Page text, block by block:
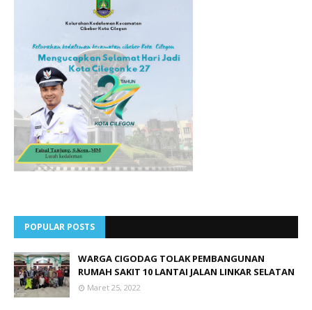
POPULAR POSTS
WARGA CIGODAG TOLAK PEMBANGUNAN
RUMAH SAKIT 10 LANTAI JALAN LINKAR SELATAN
Maret 25, 2022